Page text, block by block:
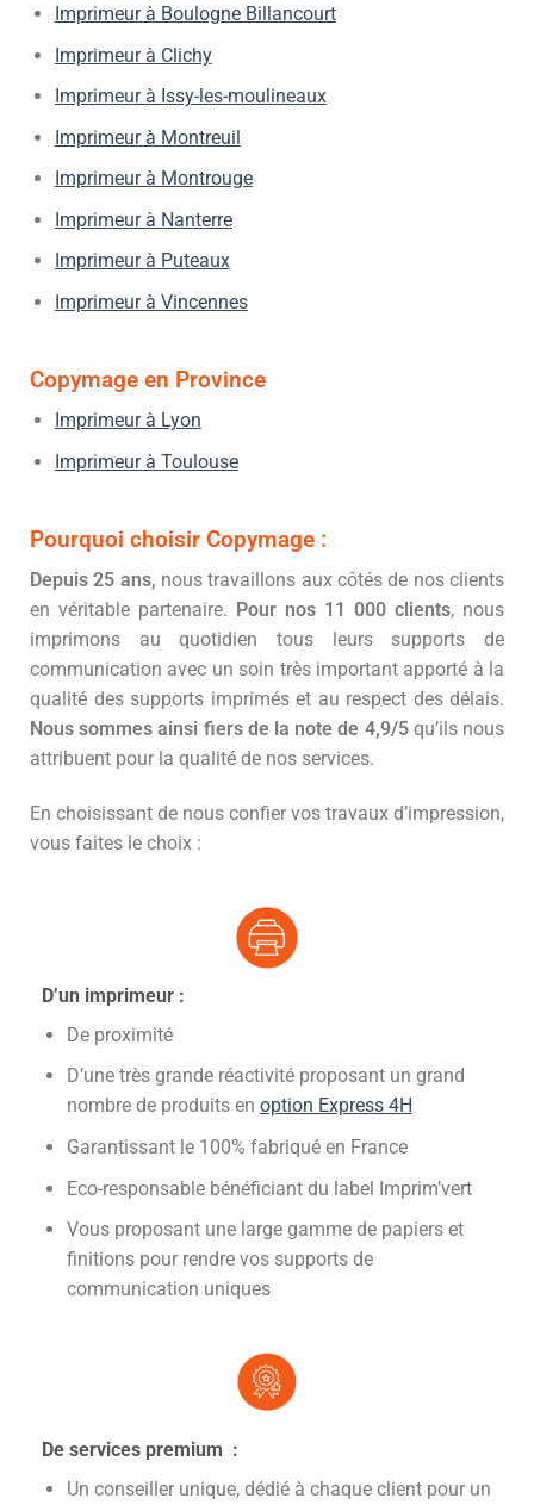
Imprimeur à Boulogne Billancourt
Imprimeur à Clichy
Imprimeur à Issy-les-moulineaux
Imprimeur à Montreuil
Imprimeur à Montrouge
Imprimeur à Nanterre
Imprimeur à Puteaux
Imprimeur à Vincennes
Copymage en Province
Imprimeur à Lyon
Imprimeur à Toulouse
Pourquoi choisir Copymage :
Depuis 25 ans, nous travaillons aux côtés de nos clients
en véritable partenaire. Pour nos 11 000 clients, nous
imprimons au quotidien tous leurs supports de
communication avec un soin très important apporté à la
qualité des supports imprimés et au respect des délais.
Nous sommes ainsi fiers de la note de 4,9/5qu’ils nous
attribuent pour la qualité de nos services.
En choisissant de nous confier vos travaux d’impression,
vous faites le choix :
D’un imprimeur :
De proximité
D’une très grande réactivité proposant un grand
nombre de produits en option Express 4H
Garantissant le 100% fabriqué en France
Eco-responsable bénéficiant du label Imprim’vert
Vous proposant une large gamme de papiers et
finitions pour rendre vos supports de
communication uniques
De services premium :
Un conseiller unique, dédié à chaque client pour un